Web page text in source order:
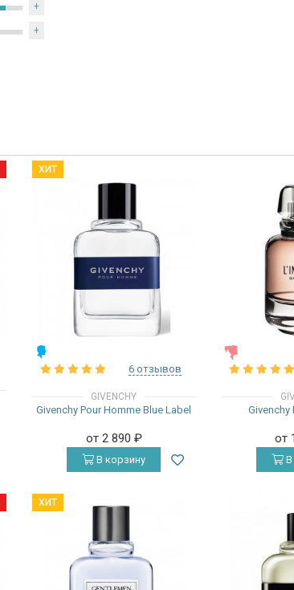
+
+
ХИТ
6 отзывов
GIVENCHY
Givenchy Pour Homme Blue Label
от 2 890 ₽
В корзину
Givenchy
от
В
ХИТ